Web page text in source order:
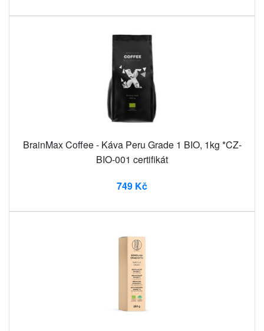
BrainMax Coffee - Káva Peru Grade 1 BIO, 1kg *CZ-
BIO-001 certifikát
749 Kč